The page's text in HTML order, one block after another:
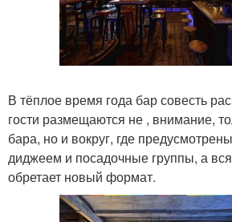
В тёплое время года бар совесть
гости размещаются не , внимание,
бара, но и вокруг, где
диджеем и посадочные группы, а
обретает новый формат.